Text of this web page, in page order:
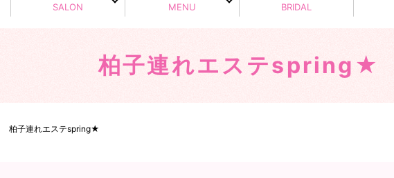
SALON MENU BRIDAL
柏子連れエステspring★
柏子連れエステspring★